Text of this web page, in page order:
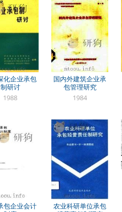
化企业承包
制研讨
1988
国内外建筑企业承
包管理研究
1984
包企业会计
农业科研单位承包